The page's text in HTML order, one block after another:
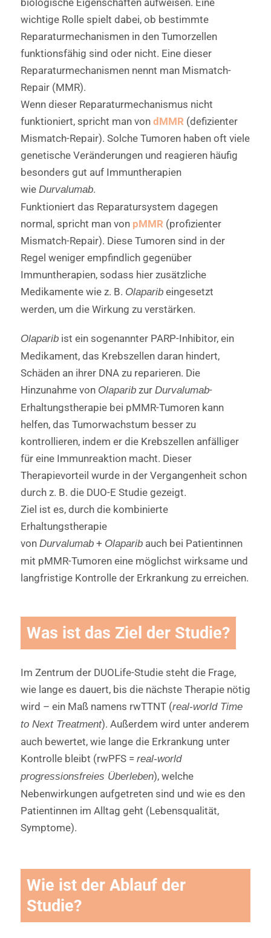
wichtige Rolle spielt dabei, ob bestimmte
Reparaturmechanismen in den Tumorzellen
funktionsfähig sind oder nicht. Eine dieser
Reparaturmechanismen nennt man Mismatch-
Repair (MMR).
Wenn dieser Reparaturmechanismus nicht
funktioniert, spricht man von dMMR (defizienter
Mismatch-Repair). Solche Tumoren haben oft viele
genetische Veränderungen und reagieren häufig
besonders gut auf Immuntherapien
wie Durvalumab.
Funktioniert das Reparatursystem dagegen
normal, spricht man von pMMR (profizienter
Mismatch-Repair). Diese Tumoren sind in der
Regel weniger empfindlich gegenüber
Immuntherapien, sodass hier zusätzliche
Medikamente wie z. B. Olaparib eingesetzt
werden, um die Wirkung zu verstärken.
Olaparib ist ein sogenannter PARP-Inhibitor, ein
Medikament, das Krebszellen daran hindert,
Schäden an ihrer DNA zu reparieren. Die
Hinzunahme von Olaparib zur Durvalumab-
Erhaltungstherapie bei pMMR-Tumoren kann
helfen, das Tumorwachstum besser zu
kontrollieren, indem er die Krebszellen anfälliger
für eine Immunreaktion macht. Dieser
Therapievorteil wurde in der Vergangenheit schon
durch z. B. die DUO-E Studie gezeigt.
Ziel ist es, durch die kombinierte
Erhaltungstherapie
von Durvalumab + Olaparib auch bei Patientinnen
mit pMMR-Tumoren eine möglichst wirksame und
langfristige Kontrolle der Erkrankung zu erreichen.
Was ist das Ziel der Studie?
Im Zentrum der DUOLife-Studie steht die Frage,
wie lange es dauert, bis die nächste Therapie nötig
wird – ein Maß namens rwTTNT (real-world Time
to Next Treatment). Außerdem wird unter anderem
auch bewertet, wie lange die Erkrankung unter
Kontrolle bleibt (rwPFS = real-world
progressionsfreies Überleben), welche
Nebenwirkungen aufgetreten sind und wie es den
Patientinnen im Alltag geht (Lebensqualität,
Symptome).
Wie ist der Ablauf der
Studie?